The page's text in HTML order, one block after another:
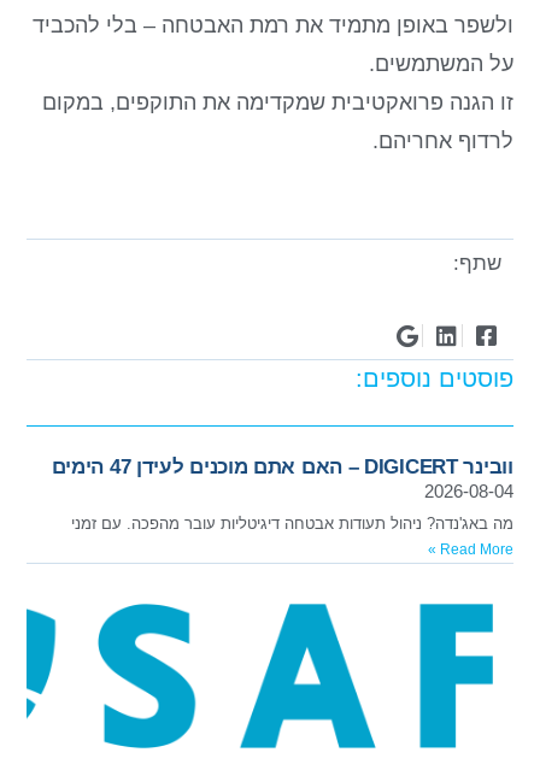
ולשפר באופן מתמיד את רמת האבטחה – בלי להכביד
על המשתמשים.
זו הגנה פרואקטיבית שמקדימה את התוקפים, במקום
לרדוף אחריהם.
שתף:
פוסטים נוספים:
וובינר DIGICERT – האם אתם מוכנים לעידן 47 הימים
2026-08-04
מה באג'נדה? ניהול תעודות אבטחה דיגיטליות עובר מהפכה. עם זמני
Read More »